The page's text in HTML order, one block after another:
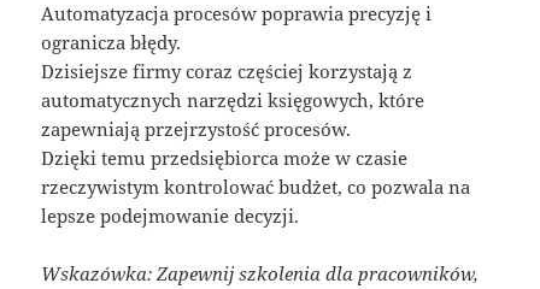
Automatyzacja procesów poprawia precyzję i
ogranicza błędy.
Dzisiejsze firmy coraz częściej korzystają z
automatycznych narzędzi księgowych, które
zapewniają przejrzystość procesów.
Dzięki temu przedsiębiorca może w czasie
rzeczywistym kontrolować budżet, co pozwala na
lepsze podejmowanie decyzji.
Wskazówka: Zapewnij szkolenia dla pracowników,